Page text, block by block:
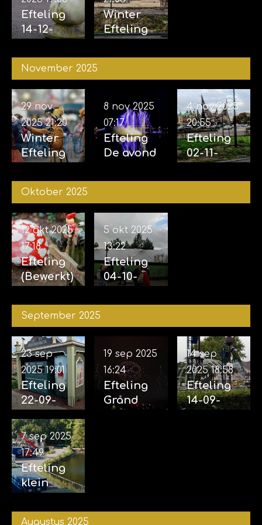
Efteling
14-12-
Winter
Efteling
2025
November 2025
Winter
Efteling
2025
29 nov
2025 21:20
Efteling
De avond
vijf
07-11-2025
8 nov 2025
07:17
Efteling
02-11-
04-11-
4 nov 2025
20:55
Oktober 2025
Efteling
(Bewerkt)
2025
12 okt 2025
17:18
Efteling
04-10-
5 okt 2025
13:22
September 2025
Efteling
22-09-
(incl.
Aankondi
ging
familiem
usical
vertelt...
23 sep
2025 19:01
Efteling
Grand
19 sep 2025
16:24
Efteling
14-09-
14 sep
2025 18:58
Efteling
klein
09-2025
7 sep 2025
17:49
Augustus 2025